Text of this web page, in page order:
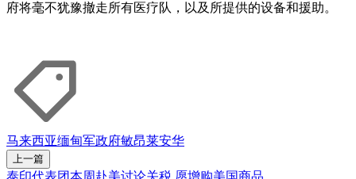
府将毫不犹豫撤走所有医疗队，以及所提供的设备和援助。
马来西亚缅甸军政府敏昂莱安华
上一篇